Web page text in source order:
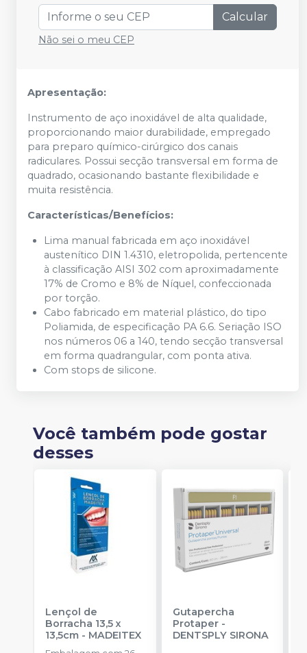
Calcular
Não sei o meu CEP
Apresentação:
Instrumento de aço inoxidável de alta qualidade,
proporcionando maior durabilidade, empregado
para preparo químico-cirúrgico dos canais
radiculares. Possui secção transversal em forma de
quadrado, ocasionando bastante flexibilidade e
muita resistência.
Características/Benefícios:
Lima manual fabricada em aço inoxidável
austenítico DIN 1.4310, eletropolida, pertencente
à classificação AISI 302 com aproximadamente
17% de Cromo e 8% de Níquel, confeccionada
por torção.
Cabo fabricado em material plástico, do tipo
Poliamida, de especificação PA 6.6. Seriação ISO
nos números 06 a 140, tendo secção transversal
em forma quadrangular, com ponta ativa.
Com stops de silicone.
Você também pode gostar
desses
Lençol de
Borracha 13,5 x
13,5cm - MADEITEX
Gutapercha
Protaper-
DENTSPLY SIRONA